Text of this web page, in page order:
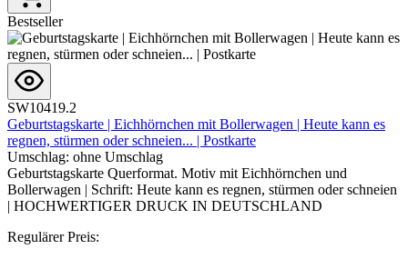
Bestseller
SW10419.2
Geburtstagskarte | Eichhörnchen mit Bollerwagen | Heute kann es
regnen, stürmen oder schneien... | Postkarte
Umschlag: ohne Umschlag
Geburtstagskarte Querformat. Motiv mit Eichhörnchen und
Bollerwagen | Schrift: Heute kann es regnen, stürmen oder schneien
| HOCHWERTIGER DRUCK IN DEUTSCHLAND
Regulärer Preis: